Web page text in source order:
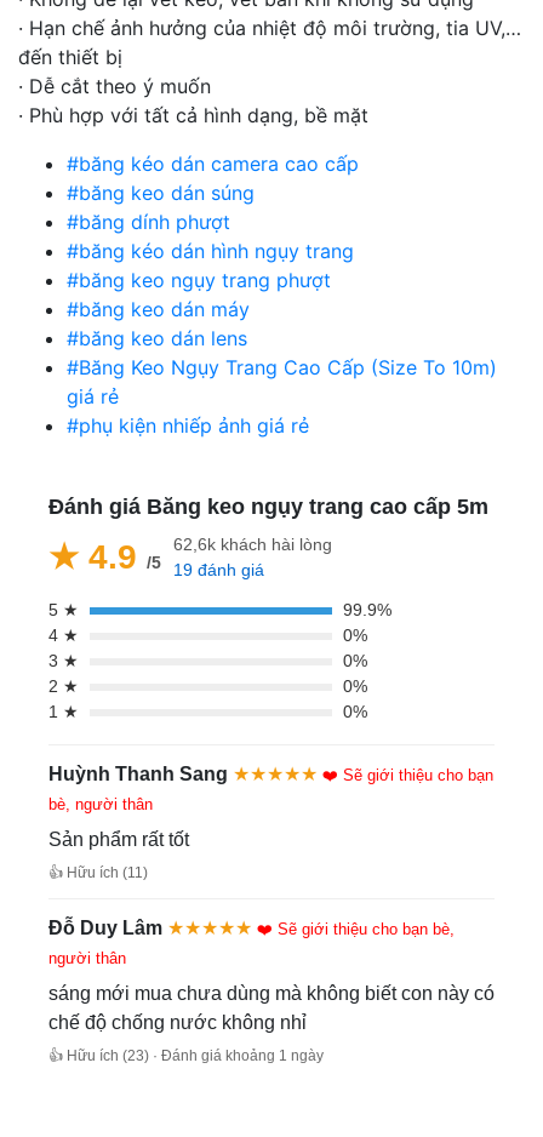
· Hạn chế ảnh hưởng của nhiệt độ môi trường, tia UV,…
đến thiết bị
· Dễ cắt theo ý muốn
· Phù hợp với tất cả hình dạng, bề mặt
#băng kéo dán camera cao cấp
#băng keo dán súng
#băng dính phượt
#băng kéo dán hình ngụy trang
#băng keo ngụy trang phượt
#băng keo dán máy
#băng keo dán lens
#Băng Keo Ngụy Trang Cao Cấp (Size To 10m)
giá rẻ
#phụ kiện nhiếp ảnh giá rẻ
Đánh giá Băng keo ngụy trang cao cấp 5m
★ 4.9 /5
62,6k khách hài lòng
19 đánh giá
5 ★
99.9%
4 ★
0%
3 ★
0%
2 ★
0%
1 ★
0%
Huỳnh Thanh Sang ★★★★★ ❤️ Sẽ giới thiệu cho bạn
bè, người thân
Sản phẩm rất tốt
👍 Hữu ích (11)
Đỗ Duy Lâm ★★★★★ ❤️ Sẽ giới thiệu cho bạn bè,
người thân
sáng mới mua chưa dùng mà không biết con này có
chế độ chống nước không nhỉ
👍 Hữu ích (23) · Đánh giá khoảng 1 ngày